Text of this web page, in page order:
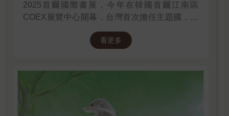
2025首爾國際書展，今年在韓國首爾江南區
COEX展覽中心開幕，台灣首次擔任主題國，有
他們的作品，並共享參展喜悅。
看更多